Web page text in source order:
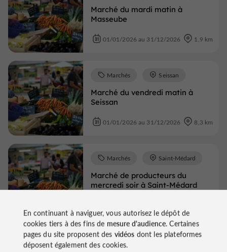
Marché du mardi matin à
Masseube
01/01/2026 au 31/12/2026 1,9 km
Marché du vendredi matin à
Seissan
Marchés Seissan
01/01/2026 au 31/12/2026 8,3 km
Marché de producteurs du
mercredi soir à Saint-Médard
Marchés Saint-Médard
Voir tous les événements
En continuant à naviguer, vous autorisez le dépôt de
cookies tiers à des fins de mesure d'audience. Certaines
pages du site proposent des vidéos dont les plateformes
déposent également des cookies.